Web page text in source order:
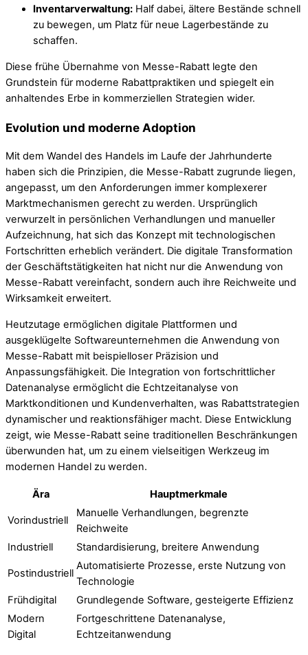
Inventarverwaltung: Half dabei, ältere Bestände schnell
zu bewegen, um Platz für neue Lagerbestände zu
schaffen.
Diese frühe Übernahme von Messe-Rabatt legte den
Grundstein für moderne Rabattpraktiken und spiegelt ein
anhaltendes Erbe in kommerziellen Strategien wider.
Evolution und moderne Adoption
Mit dem Wandel des Handels im Laufe der Jahrhunderte
haben sich die Prinzipien, die Messe-Rabatt zugrunde liegen,
angepasst, um den Anforderungen immer komplexerer
Marktmechanismen gerecht zu werden. Ursprünglich
verwurzelt in persönlichen Verhandlungen und manueller
Aufzeichnung, hat sich das Konzept mit technologischen
Fortschritten erheblich verändert. Die digitale Transformation
der Geschäftstätigkeiten hat nicht nur die Anwendung von
Messe-Rabatt vereinfacht, sondern auch ihre Reichweite und
Wirksamkeit erweitert.
Heutzutage ermöglichen digitale Plattformen und
ausgeklügelte Softwareunternehmen die Anwendung von
Messe-Rabatt mit beispielloser Präzision und
Anpassungsfähigkeit. Die Integration von fortschrittlicher
Datenanalyse ermöglicht die Echtzeitanalyse von
Marktkonditionen und Kundenverhalten, was Rabattstrategien
dynamischer und reaktionsfähiger macht. Diese Entwicklung
zeigt, wie Messe-Rabatt seine traditionellen Beschränkungen
überwunden hat, um zu einem vielseitigen Werkzeug im
modernen Handel zu werden.
Ära Hauptmerkmale
Vorindustriell
Manuelle Verhandlungen, begrenzte
Reichweite
Industriell
Standardisierung, breitere Anwendung
Postindustriell
Automatisierte Prozesse, erste Nutzung von
Technologie
Frühdigital
Grundlegende Software, gesteigerte Effizienz
Modern
Digital
Fortgeschrittene Datenanalyse,
Echtzeitanwendung